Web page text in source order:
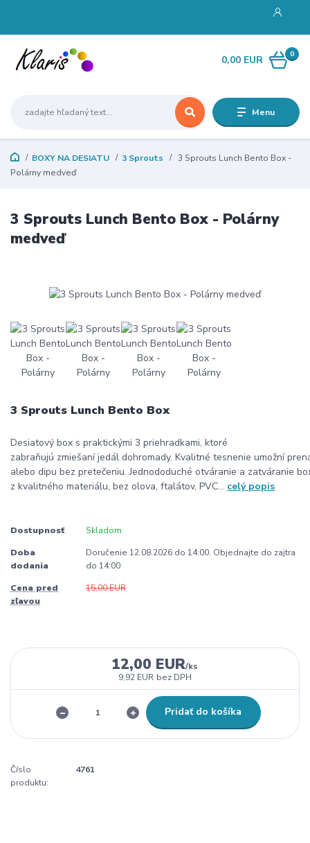
Menu
0
0,00 EUR
BOXY NA DESIATU 3 Sprouts
3 Sprouts Lunch Bento Box -
Polárny medveď
3 Sprouts Lunch Bento Box - Polárny
medveď
3 Sprouts Lunch Bento Box
Desiatový box s praktickými 3 priehradkami, ktoré
zabraňujú zmiešaní jedál dohromady. Kvalitné tesnenie umožní
alebo dipu bez pretečeniu. Jednododuché otváranie a zatváranie
z kvalitného materiálu, bez olova, ftalátov, PVC... celý popis
Dostupnosť Skladom
Doba
dodania
Doručenie 12.08.2026 do 14:00. Objednajte do zajtra
do 14:00
Cena pred
zľavou
15,00 EUR
12,00 EUR/ks
9,92 EUR bez DPH
Pridať do košíka
Číslo
produktu:
4761